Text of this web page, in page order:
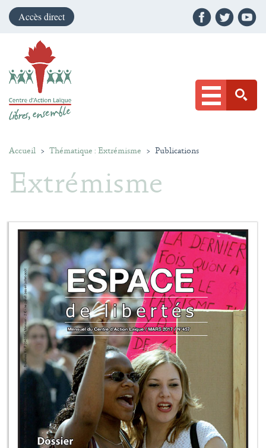
Accès direct
Accueil > Thématique : Extrémisme > Publications
Extrémisme